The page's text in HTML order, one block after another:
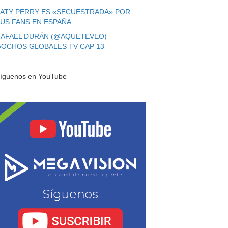
PERRY ES «SECUESTRADA» POR
FANS EN ESPAÑA
DURÁN (@AQUETEVEO) –
GLOBALES TV CAP 13
en YouTube